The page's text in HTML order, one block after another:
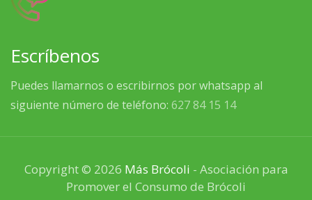
Escríbenos
Puedes llamarnos o escribirnos por whatsapp al
siguiente número de teléfono: 627 84 15 14
Copyright © 2026 Más Brócoli - Asociación para
Promover el Consumo de Brócoli